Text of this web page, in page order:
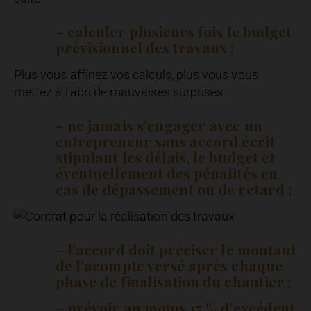
– calculer plusieurs fois le budget
prévisionnel des travaux ;
Plus vous affinez vos calculs, plus vous vous
mettez à l’abri de mauvaises surprises.
– ne jamais s’engager avec un
entrepreneur sans accord écrit
stipulant les délais, le budget et
éventuellement des pénalités en
cas de dépassement ou de retard ;
– l’accord doit préciser le montant
de l’acompte versé après chaque
phase de finalisation du chantier ;